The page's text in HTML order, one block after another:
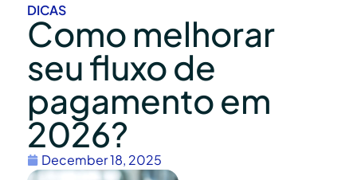
DICAS
Como melhorar
seu fluxo de
pagamento em
2026?
December 18, 2025